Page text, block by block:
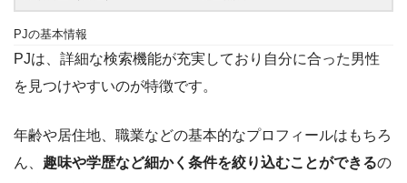
PJの基本情報
PJは、詳細な検索機能が充実しており自分に合った男性
を見つけやすいのが特徴です。
年齢や居住地、職業などの基本的なプロフィールはもちろ
ん、 趣味や学歴など細かく条件を絞り込むことができるの